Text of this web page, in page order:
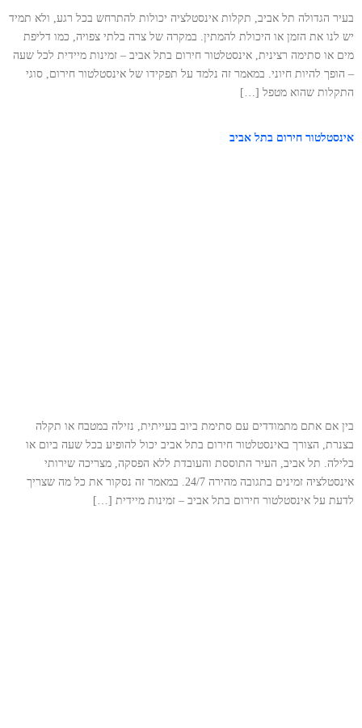
בעיר הגדולה תל אביב, תקלות אינסטלציה יכולות להתרחש בכל רגע, ולא תמיד
יש לנו את הזמן או היכולת להמתין. במקרה של צרה בלתי צפויה, כמו דליפת
מים או סתימה רצינית, אינסטלטור חירום בתל אביב – זמינות מיידית לכל שעה
– הופך להיות חיוני. במאמר זה נלמד על תפקידו של אינסטלטור חירום, סוגי
התקלות שהוא מטפל […]
אינסטלטור חירום בתל אביב
בין אם אתם מתמודדים עם סתימת ביוב בעייתית, נזילה במטבח או תקלה
בצנרת, הצורך באינסטלטור חירום בתל אביב יכול להופיע בכל שעה ביום או
בלילה. תל אביב, העיר התוססת והעובדת ללא הפסקה, מצריכה שירותי
אינסטלציה זמינים בתגובה מהירה 24/7. במאמר זה נסקור את כל מה שצריך
לדעת על אינסטלטור חירום בתל אביב – זמינות מיידית […]